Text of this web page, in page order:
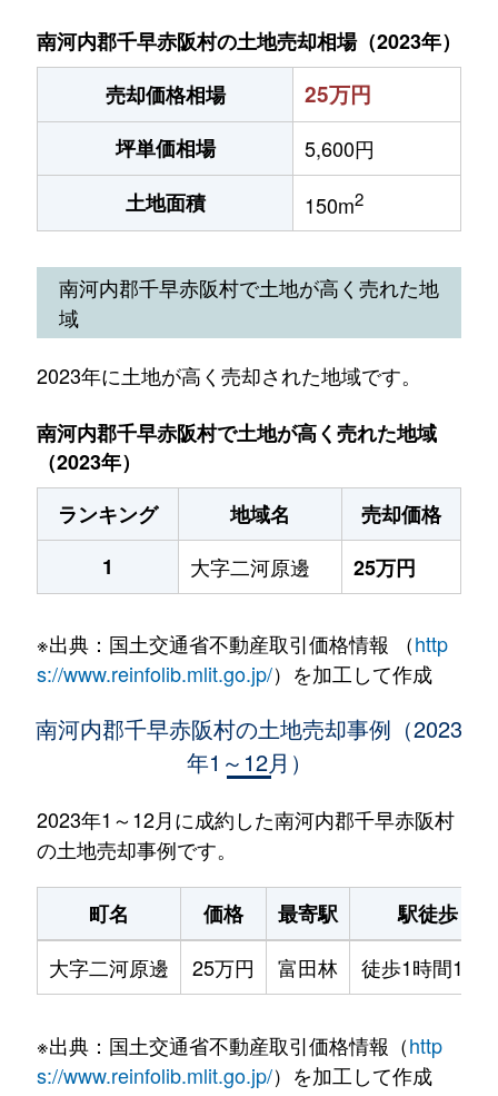
南河内郡千早赤阪村の土地売却相場（2023年）
売却価格相場
25万円
坪単価相場
5,600円
土地面積
150m2
南河内郡千早赤阪村で土地が高く売れた地
域
2023年に土地が高く売却された地域です。
南河内郡千早赤阪村で土地が高く売れた地域
（2023年）
ランキング
地域名
売却価格
1
大字二河原邊 25万円
※出典：国土交通省不動産取引価格情報 （http
s://www.reinfolib.mlit.go.jp/）を加工して作成
南河内郡千早赤阪村の土地売却事例（2023
年1～12月）
2023年1～12月に成約した南河内郡千早赤阪村
の土地売却事例です。
町名 価格 最寄駅
駅徒歩
大字二河原邊
25万円 富田林 徒歩1時間15分
※出典：国土交通省不動産取引価格情報（http
s://www.reinfolib.mlit.go.jp/）を加工して作成